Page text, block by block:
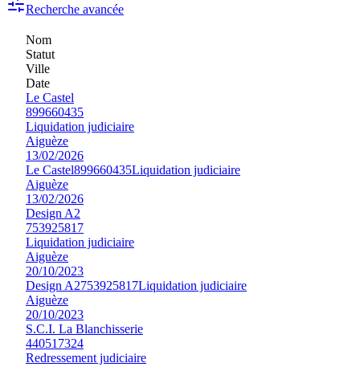
Recherche avancée
Nom
Statut
Ville
Date
Le Castel
899660435
Liquidation judiciaire
Aiguèze
13/02/2026
Le Castel899660435Liquidation judiciaire
Aiguèze
13/02/2026
Design A2
753925817
Liquidation judiciaire
Aiguèze
20/10/2023
Design A2753925817Liquidation judiciaire
Aiguèze
20/10/2023
S.C.I. La Blanchisserie
440517324
Redressement judiciaire